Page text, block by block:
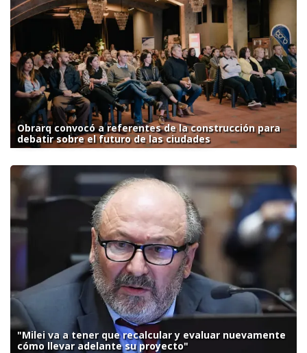
Obrarq convocó a referentes de la construcción para
debatir sobre el futuro de las ciudades
"Milei va a tener que recalcular y evaluar nuevamente
cómo llevar adelante su proyecto"